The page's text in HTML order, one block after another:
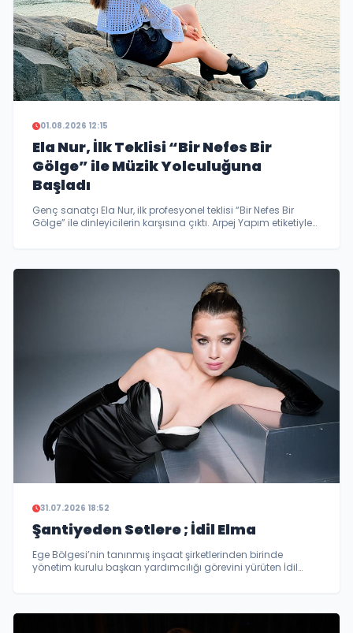
01.08.2026 12:15
Ela Nur, İlk Teklisi “Bir Nefes Bir
Gölge” ile Müzik Yolculuğuna
Başladı
Genç sanatçı Ela Nur, ilk profesyonel teklisi “Bir Nefes Bir
Gölge” ile dinleyicilerin karşısına çıktı. Arpej Yapım etiketiyle
31.07.2026 18:52
Şantiyeden Setlere ; İdil Elma
Ege Bölgesi’nin tanınmış inşaat şirketlerinden birinde
yönetim kurulu başkan yardımcılığı görevini yürüten İdil